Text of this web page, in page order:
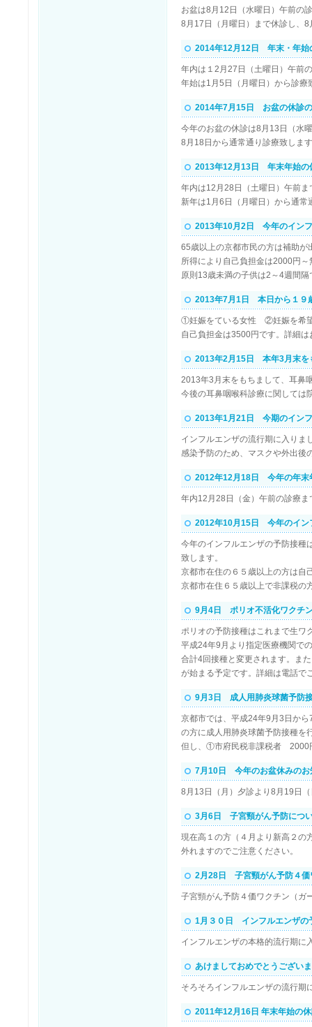
お盆は8月12日（水曜日）午前の
8月17日（月曜日）まで休診し、
2014年12月12日 年末・年始
年内は１2月27日（土曜日）午前
年始は1月5日（月曜日）から診
2014年7月15日 お盆の休診
今年のお盆の休診は8月13日（水
8月18日から通常通り診療致しま
2013年12月13日 年末年始の
年内は12月28日（土曜日）午前ま
新年は1月6日（月曜日）から通常
2013年10月2日 今年のイン
65歳以上の京都市民の方は補助が
所得により自己負担金は2000円
原則13歳未満の子供は2～4週間
2013年7月1日 本日から１９
①妊娠をている女性 ②妊娠を希望
自己負担金は3500円です。詳細
2013年2月15日 本年3月末を
2013年3月末をもちまして、耳鼻
今後の耳鼻咽喉科診療に関しては
2013年1月21日 今期のイン
インフルエンザの流行期に入りま
感染予防のため、マスクや外出後
2012年12月18日 今年の年末
年内12月28日（金）午前の診療
2012年10月15日 今年のイン
今年のインフルエンザの予防接種
致します。
京都市在住の６５歳以上の方は自
京都市在住６５歳以上で非課税の
9月4日 ポリオ不活化ワクチ
ポリオの予防接種はこれまで生ワ
平成24年9月より指定医療機関で
合計4回接種と変更されます。ま
が始まる予定です。詳細は電話で
9月3日 成人用肺炎球菌予防
京都市では、平成24年9月3日か
の方に成人用肺炎球菌予防接種を
但し、①市府民税非課税者
7月10日 今年のお盆休みのお
8月13日（月）夕診より8月19日
3月6日 子宮頸がん予防につ
現在高１の方（４月より新高２の
外れますのでご注意ください。
2月28日 子宮頸がん予防４価
子宮頸がん予防４価ワクチン（ガ
1月３０日 インフルエンザの
インフルエンザの本格的流行期に
あけましておめでとうござい
そろそろインフルエンザの流行期
2011年12月16日 年末年始の